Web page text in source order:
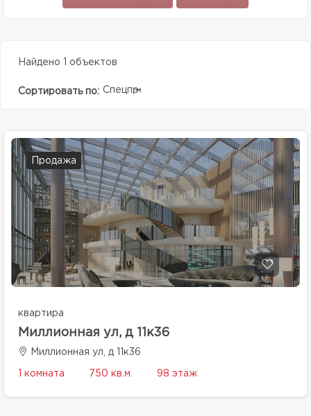
Найдено 1 объектов
Сортировать по: Спецпредолжение
Продажа
квартира
Миллионная ул, д 11к36
Миллионная ул, д 11к36
1 комната 750 кв.м. 98 этаж